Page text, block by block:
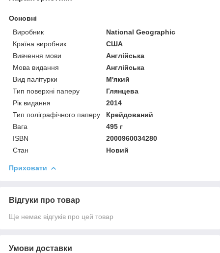
Основні
Виробник
National Geographic
Країна виробник
США
Вивчення мови
Англійська
Мова видання
Англійська
Вид палітурки
М'який
Тип поверхні паперу
Глянцева
Рік видання
2014
Тип поліграфічного паперу
Крейдований
Вага
495 г
ISBN
2000960034280
Стан
Новий
Приховати
Відгуки про товар
Ще немає відгуків про цей товар
Умови доставки